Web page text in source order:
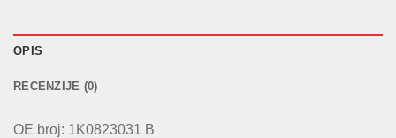
OPIS
RECENZIJE (0)
OE broj: 1K0823031 B